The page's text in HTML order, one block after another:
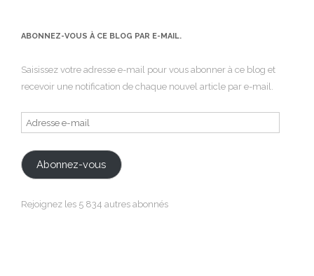
ABONNEZ-VOUS À CE BLOG PAR E-MAIL.
Saisissez votre adresse e-mail pour vous abonner à ce blog et
recevoir une notification de chaque nouvel article par e-mail.
Adresse
e-
mail
Abonnez-vous
Rejoignez les 5 834 autres abonnés